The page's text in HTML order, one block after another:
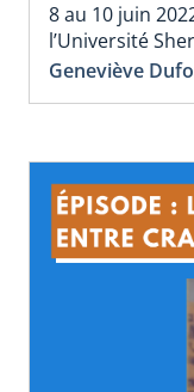
8 au 10 juin
l’Université
Geneviève